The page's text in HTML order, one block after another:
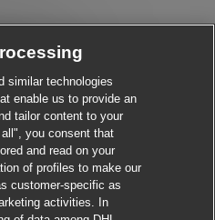
Close chatbot
jobs
similar technologies
enable us to provide an
tailor content to your
you consent that
and read on your
of profiles to make our
customer-specific as
activities. In